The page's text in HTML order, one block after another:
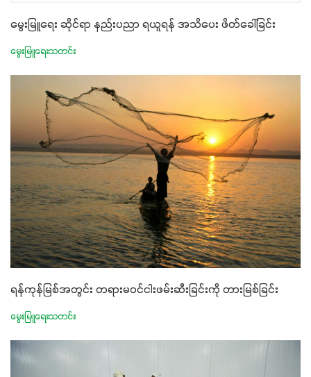
မွေးမြူရေး ဆိုင်ရာ နည်းပညာ ရယူရန် အသိပေး ဖိတ်ခေါ်ခြင်း
မွေးမြူရေးသတင်း
ရန်ကုန်မြစ်အတွင်း တရားမဝင်ငါးဖမ်းဆီးခြင်းကို တားမြစ်ခြင်း
မွေးမြူရေးသတင်း